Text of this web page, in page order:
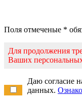
Поля отмеченые *
Для продолжения
Ваших
Даю согласие
данных.